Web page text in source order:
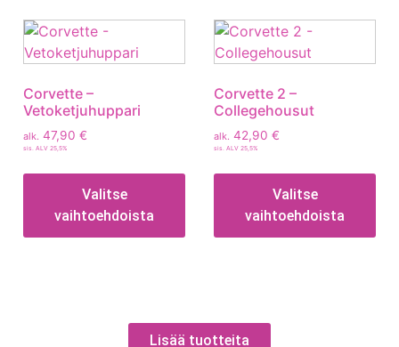
Corvette –
Vetoketjuhuppari
alk. 47,90 €
sis. ALV 25,5%
Valitse
vaihtoehdoista
Corvette 2 –
Collegehousut
alk. 42,90 €
sis. ALV 25,5%
Valitse
vaihtoehdoista
Lisää tuotteita